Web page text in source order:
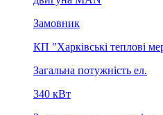
Замовник
КП "Харківські теплові
Загальна потужність ел.
340 кВт